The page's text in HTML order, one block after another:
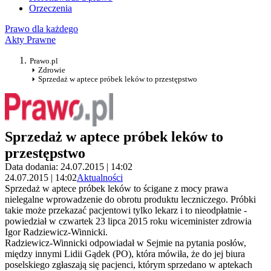
Orzeczenia
Prawo dla każdego
Akty Prawne
Prawo.pl
Zdrowie
Sprzedaż w aptece próbek leków to przestępstwo
Sprzedaż w aptece próbek leków to
przestępstwo
Data dodania: 24.07.2015 | 14:02
24.07.2015 | 14:02Aktualności
Sprzedaż w aptece próbek leków to ścigane z mocy prawa
nielegalne wprowadzenie do obrotu produktu leczniczego. Próbki
takie może przekazać pacjentowi tylko lekarz i to nieodpłatnie -
powiedział w czwartek 23 lipca 2015 roku wiceminister zdrowia
Igor Radziewicz-Winnicki.
Radziewicz-Winnicki odpowiadał w Sejmie na pytania posłów,
między innymi Lidii Gądek (PO), która mówiła, że do jej biura
poselskiego zgłaszają się pacjenci, którym sprzedano w aptekach